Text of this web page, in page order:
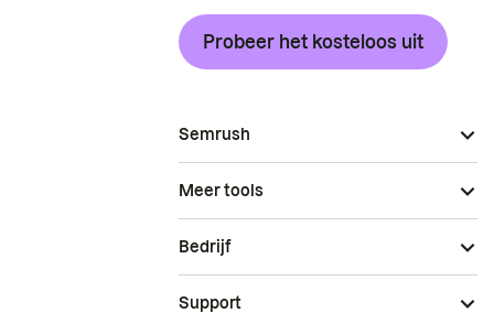
Probeer het kosteloos uit
Semrush
Meer tools
Bedrijf
Support